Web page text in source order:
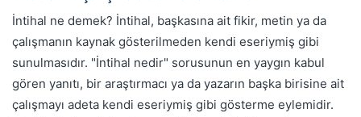
İntihal ne demek? İntihal, başkasına ait fikir, metin ya da
çalışmanın kaynak gösterilmeden kendi eseriymiş gibi
sunulmasıdır. "İntihal nedir" sorusunun en yaygın kabul
gören yanıtı, bir araştırmacı ya da yazarın başka birisine ait
çalışmayı adeta kendi eseriymiş gibi gösterme eylemidir.